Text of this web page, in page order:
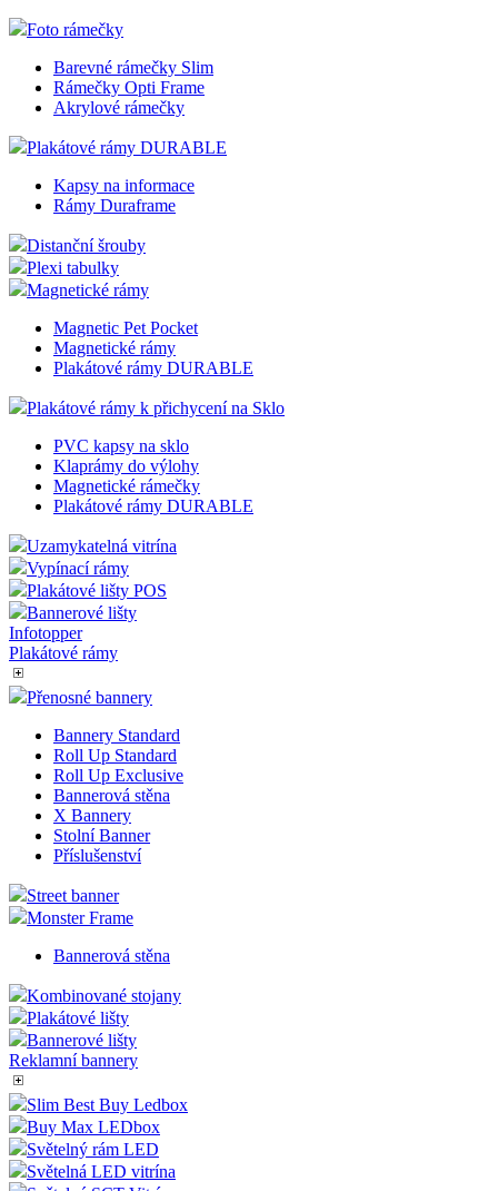
Foto rámečky
Barevné rámečky Slim
Rámečky Opti Frame
Akrylové rámečky
Plakátové rámy DURABLE
Kapsy na informace
Rámy Duraframe
Distanční šrouby
Plexi tabulky
Magnetické rámy
Magnetic Pet Pocket
Magnetické rámy
Plakátové rámy DURABLE
Plakátové rámy k přichycení na Sklo
PVC kapsy na sklo
Klaprámy do výlohy
Magnetické rámečky
Plakátové rámy DURABLE
Uzamykatelná vitrína
Vypínací rámy
Plakátové lišty POS
Bannerové lišty
Infotopper
Plakátové rámy
Přenosné bannery
Bannery Standard
Roll Up Standard
Roll Up Exclusive
Bannerová stěna
X Bannery
Stolní Banner
Příslušenství
Street banner
Monster Frame
Bannerová stěna
Kombinované stojany
Plakátové lišty
Bannerové lišty
Reklamní bannery
Slim Best Buy Ledbox
Buy Max LEDbox
Světelný rám LED
Světelná LED vitrína